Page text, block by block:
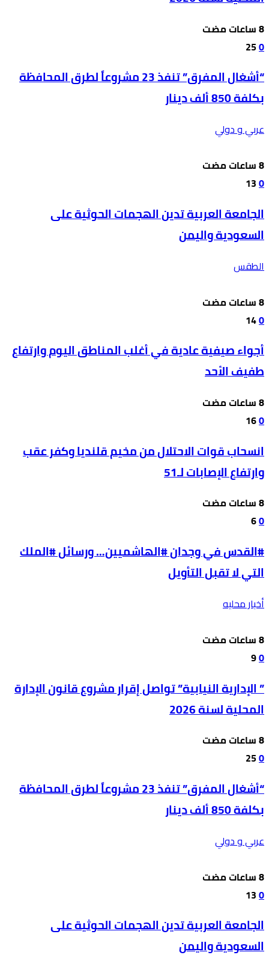
0
25
“أشغال المفرق” تنفذ 23 مشروعاً لطرق المحافظة
بكلفة 850 ألف دينار
عربي و دولي
0
13
الجامعة العربية تدين الهجمات الحوثية على
السعودية واليمن
الطقس
0
14
أجواء صيفية عادية في أغلب المناطق اليوم وارتفاع
طفيف الأحد
0
16
انسحاب قوات الاحتلال من مخيم قلنديا وكفر عقب
وارتفاع الإصابات لـ51
0
6
#القدس في وجدان #الهاشميين… ورسائل #الملك
التي لا تقبل التأويل
أخبار محليه
0
9
” الإدارية النيابية” تواصل إقرار مشروع قانون الإدارة
المحلية لسنة 2026
0
25
“أشغال المفرق” تنفذ 23 مشروعاً لطرق المحافظة
بكلفة 850 ألف دينار
عربي و دولي
0
13
الجامعة العربية تدين الهجمات الحوثية على
السعودية واليمن